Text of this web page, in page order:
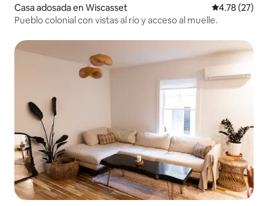
Casa adosada en Wiscasset Calificación
4.78 (27)
Pueblo colonial con vistas al río y acceso al muelle.